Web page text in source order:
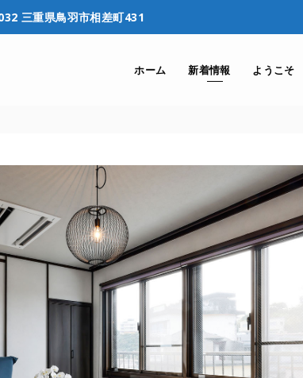
三重県鳥羽市相差町431
ホーム 新着情報 ようこそ